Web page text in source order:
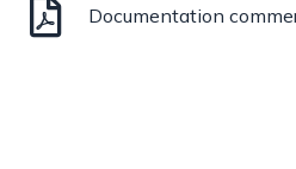
Documentation